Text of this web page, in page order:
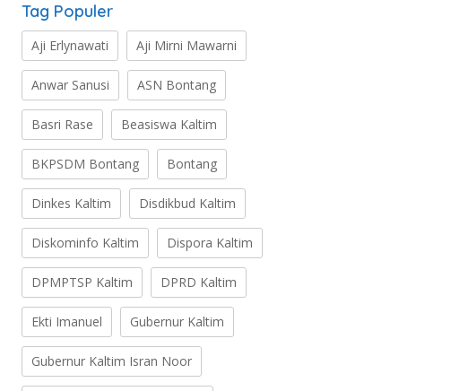
Tag Populer
Aji Erlynawati Aji Mirni Mawarni
Anwar Sanusi ASN Bontang
Basri Rase Beasiswa Kaltim
BKPSDM Bontang Bontang
Dinkes Kaltim Disdikbud Kaltim
Diskominfo Kaltim Dispora Kaltim
DPMPTSP Kaltim DPRD Kaltim
Ekti Imanuel Gubernur Kaltim
Gubernur Kaltim Isran Noor